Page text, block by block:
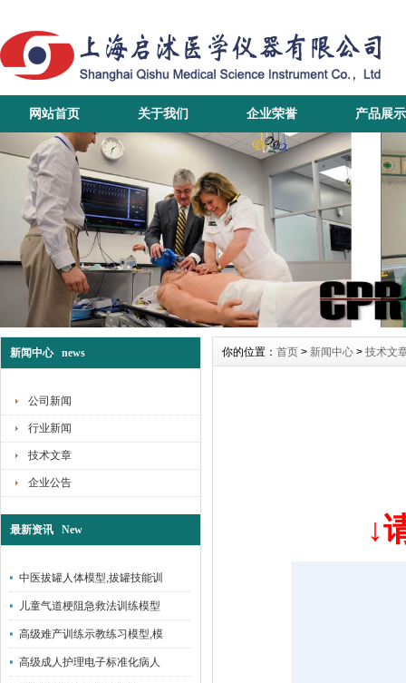
网站首页 关于我们 企业荣誉 产品展示
新闻中心 news
公司新闻
行业新闻
技术文章
企业公告
最新资讯 New
中医拔罐人体模型,拔罐技能训
儿童气道梗阻急救法训练模型
高级难产训练示教练习模型,模
高级成人护理电子标准化病人
你的位置： 首页 > 新闻中心 > 技术文
↓